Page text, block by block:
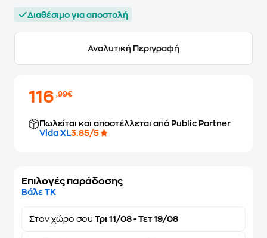
Διαθέσιμο για αποστολή
Αναλυτική Περιγραφή
116,99€
Πωλείται και αποστέλλεται από Public Partner
Vida XL3.85/5
Επιλογές παράδοσης
Βάλε ΤΚ
Στον χώρο σου Τρι 11/08 - Τετ 19/08